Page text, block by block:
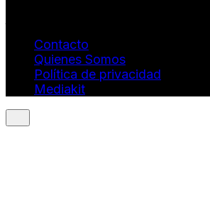
Contacto
Quienes Somos
Política de privacidad
Mediakit